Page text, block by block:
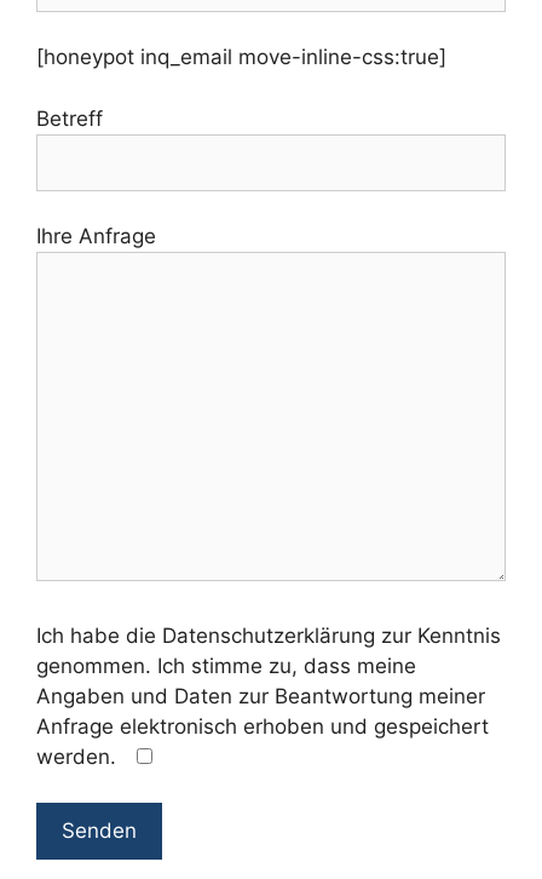
[honeypot inq_email move-inline-css:true]
Betreff
Ihre Anfrage
Ich habe die Datenschutzerklärung zur Kenntnis
genommen. Ich stimme zu, dass meine
Angaben und Daten zur Beantwortung meiner
Anfrage elektronisch erhoben und gespeichert
werden.